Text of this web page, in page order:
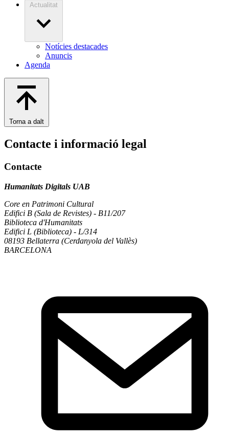
Actualitat
Notícies destacades
Anuncis
Agenda
Torna a dalt
Contacte i informació legal
Contacte
Humanitats Digitals UAB
Core en Patrimoni Cultural
Edifici B (Sala de Revistes) - B11/207
Biblioteca d'Humanitats
Edifici L (Biblioteca) - L/314
08193 Bellaterra (Cerdanyola del Vallès)
BARCELONA